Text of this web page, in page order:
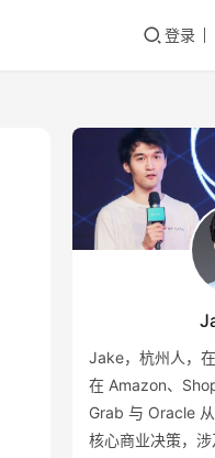
登录
Jake，杭州人，
在 Amazon、
Grab 与 Oracle
核心商业决策，涉